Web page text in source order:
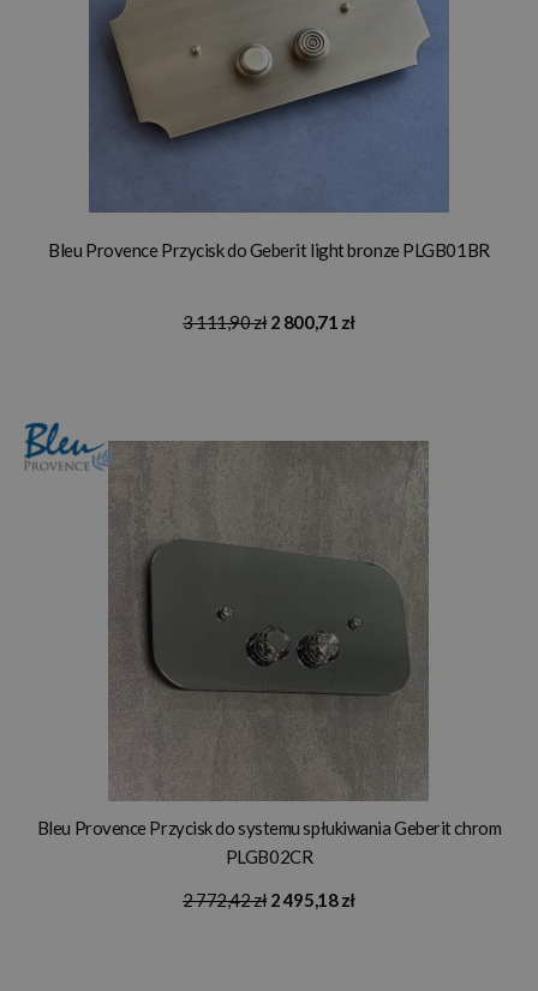
Bleu Provence Przycisk do Geberit light bronze PLGB01BR
3 111,90 zł 2 800,71 zł
Bleu Provence Przycisk do systemu spłukiwania Geberit chrom
PLGB02CR
2 772,42 zł 2 495,18 zł